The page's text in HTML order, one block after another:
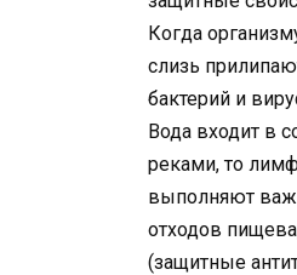
Когда
слизь
бактерий и
Вода входит в
реками, то
выполняют
отходов
(защитные